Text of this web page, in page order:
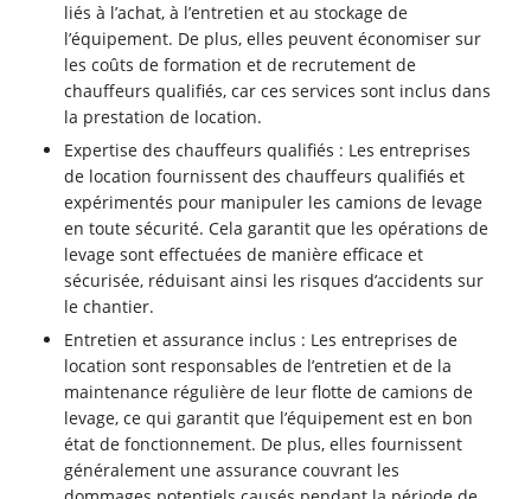
liés à l’achat, à l’entretien et au stockage de
l’équipement. De plus, elles peuvent économiser sur
les coûts de formation et de recrutement de
chauffeurs qualifiés, car ces services sont inclus dans
la prestation de location.
Expertise des chauffeurs qualifiés : Les entreprises
de location fournissent des chauffeurs qualifiés et
expérimentés pour manipuler les camions de levage
en toute sécurité. Cela garantit que les opérations de
levage sont effectuées de manière efficace et
sécurisée, réduisant ainsi les risques d’accidents sur
le chantier.
Entretien et assurance inclus : Les entreprises de
location sont responsables de l’entretien et de la
maintenance régulière de leur flotte de camions de
levage, ce qui garantit que l’équipement est en bon
état de fonctionnement. De plus, elles fournissent
généralement une assurance couvrant les